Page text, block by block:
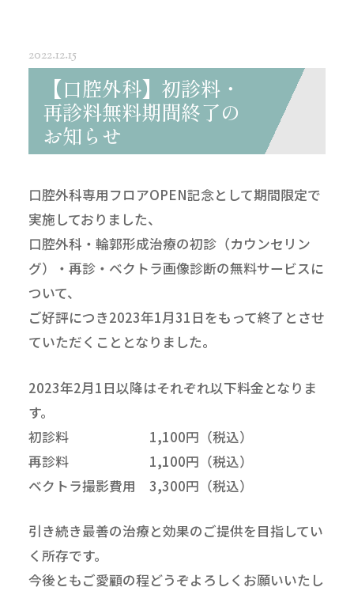
2022.12.15
【口腔外科】初診料・
再診料無料期間終了の
お知らせ
口腔外科専用フロアOPEN記念として期間限定で
実施しておりました、
口腔外科・輪郭形成治療の初診（カウンセリン
グ）・再診・ベクトラ画像診断の無料サービスに
ついて、
ご好評につき2023年1月31日をもって終了とさせ
ていただくこととなりました。
2023年2月1日以降はそれぞれ以下料金となりま
す。
初診料 1,100円（税込）
再診料 1,100円（税込）
ベクトラ撮影費用 3,300円（税込）
引き続き最善の治療と効果のご提供を目指してい
く所存です。
今後ともご愛顧の程どうぞよろしくお願いいたし